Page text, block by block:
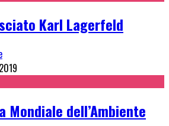
Karl Lagerfeld
Mondiale dell’Ambiente